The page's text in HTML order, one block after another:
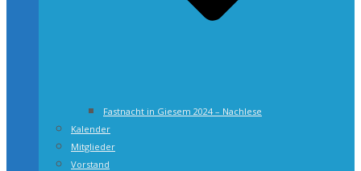
Fastnacht in Giesem 2024 – Nachlese
Kalender
Mitglieder
Vorstand